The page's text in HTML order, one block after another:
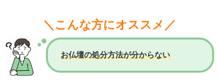
＼こんな方にオススメ／
お仏壇の処分方法が分からない